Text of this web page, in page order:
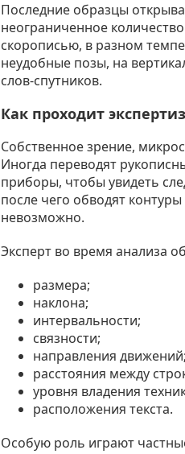
Последние образцы
неограниченное
скорописью, в разном
неудобные позы, на
слов-спутников.
Как проходит
Собственное зрение,
Иногда переводят
приборы, чтобы увидеть
после чего обводят
невозможно.
Эксперт во время анализа
размера;
наклона;
интервальности;
связности;
направления движений;
расстояния между
уровня владения
расположения текста.
Особую роль играют